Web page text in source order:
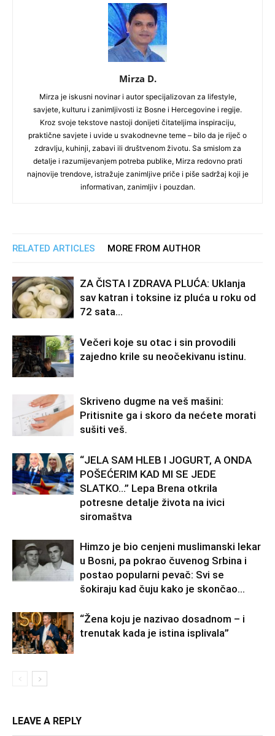
Mirza D.
Mirza je iskusni novinar i autor specijalizovan za lifestyle,
savjete, kulturu i zanimljivosti iz Bosne i Hercegovine i regije.
Kroz svoje tekstove nastoji donijeti čitateljima inspiraciju,
praktične savjete i uvide u svakodnevne teme – bilo da je riječ o
zdravlju, kuhinji, zabavi ili društvenom životu. Sa smislom za
detalje i razumijevanjem potreba publike, Mirza redovno prati
najnovije trendove, istražuje zanimljive priče i piše sadržaj koji je
informativan, zanimljiv i pouzdan.
RELATED ARTICLES MORE FROM AUTHOR
ZA ČISTA I ZDRAVA PLUĆA: Uklanja
sav katran i toksine iz pluća u roku od
72 sata…
Večeri koje su otac i sin provodili
zajedno krile su neočekivanu istinu.
Skriveno dugme na veš mašini:
Pritisnite ga i skoro da nećete morati
sušiti veš.
“JELA SAM HLEB I JOGURT, A ONDA
POŠEĆERIM KAD MI SE JEDE
SLATKO…” Lepa Brena otkrila
potresne detalje života na ivici
siromaštva
Himzo je bio cenjeni muslimanski lekar
u Bosni, pa pokrao čuvenog Srbina i
postao popularni pevač: Svi se
šokiraju kad čuju kako je skončao...
“Žena koju je nazivao dosadnom – i
trenutak kada je istina isplivala”
LEAVE A REPLY